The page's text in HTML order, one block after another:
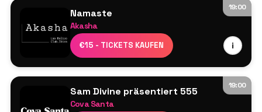
19:00
Namaste
Akasha
€15 - TICKETS KAUFEN i
Line-up wird noch bekannt gegeben
19:00
Sam Divine präsentiert 555
Cova Santa